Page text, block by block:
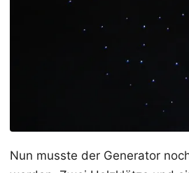
Nun musste der Generator